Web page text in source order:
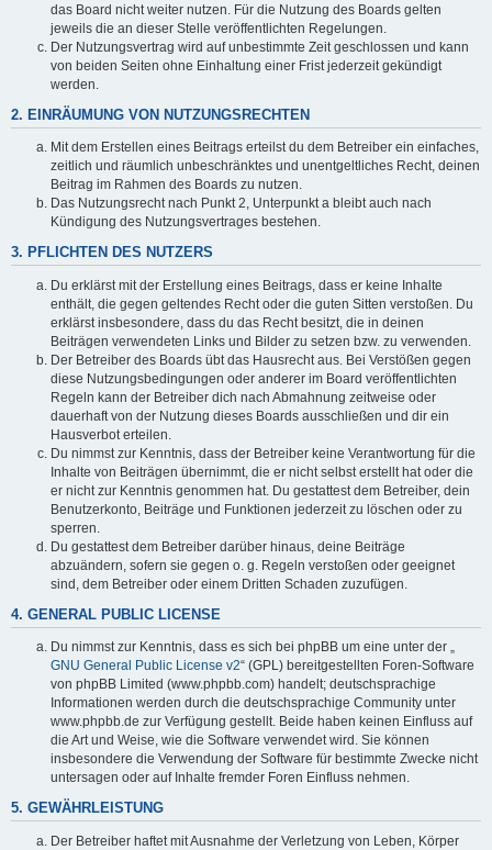
das Board nicht weiter nutzen. Für die Nutzung des Boards gelten
jeweils die an dieser Stelle veröffentlichten Regelungen.
Der Nutzungsvertrag wird auf unbestimmte Zeit geschlossen und kann
von beiden Seiten ohne Einhaltung einer Frist jederzeit gekündigt
werden.
2. EINRÄUMUNG VON NUTZUNGSRECHTEN
Mit dem Erstellen eines Beitrags erteilst du dem Betreiber ein einfaches,
zeitlich und räumlich unbeschränktes und unentgeltliches Recht, deinen
Beitrag im Rahmen des Boards zu nutzen.
Das Nutzungsrecht nach Punkt 2, Unterpunkt a bleibt auch nach
Kündigung des Nutzungsvertrages bestehen.
3. PFLICHTEN DES NUTZERS
Du erklärst mit der Erstellung eines Beitrags, dass er keine Inhalte
enthält, die gegen geltendes Recht oder die guten Sitten verstoßen. Du
erklärst insbesondere, dass du das Recht besitzt, die in deinen
Beiträgen verwendeten Links und Bilder zu setzen bzw. zu verwenden.
Der Betreiber des Boards übt das Hausrecht aus. Bei Verstößen gegen
diese Nutzungsbedingungen oder anderer im Board veröffentlichten
Regeln kann der Betreiber dich nach Abmahnung zeitweise oder
dauerhaft von der Nutzung dieses Boards ausschließen und dir ein
Hausverbot erteilen.
Du nimmst zur Kenntnis, dass der Betreiber keine Verantwortung für die
Inhalte von Beiträgen übernimmt, die er nicht selbst erstellt hat oder die
er nicht zur Kenntnis genommen hat. Du gestattest dem Betreiber, dein
Benutzerkonto, Beiträge und Funktionen jederzeit zu löschen oder zu
sperren.
Du gestattest dem Betreiber darüber hinaus, deine Beiträge
abzuändern, sofern sie gegen o. g. Regeln verstoßen oder geeignet
sind, dem Betreiber oder einem Dritten Schaden zuzufügen.
4. GENERAL PUBLIC LICENSE
Du nimmst zur Kenntnis, dass es sich bei phpBB um eine unter der „
GNU General Public License v2“ (GPL) bereitgestellten Foren-Software
von phpBB Limited (www.phpbb.com) handelt; deutschsprachige
Informationen werden durch die deutschsprachige Community unter
www.phpbb.de zur Verfügung gestellt. Beide haben keinen Einfluss auf
die Art und Weise, wie die Software verwendet wird. Sie können
insbesondere die Verwendung der Software für bestimmte Zwecke nicht
untersagen oder auf Inhalte fremder Foren Einfluss nehmen.
5. GEWÄHRLEISTUNG
Der Betreiber haftet mit Ausnahme der Verletzung von Leben, Körper